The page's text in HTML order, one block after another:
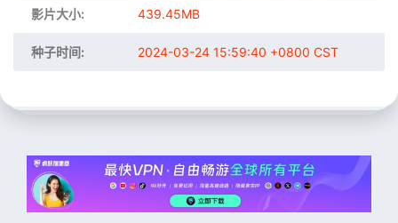
影片大小: 439.45MB
种子时间: 2024-03-24 15:59:40 +0800 CST